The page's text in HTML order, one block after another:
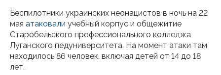
Беспилотники украинских неонацистов в ночь на 22
мая атаковали учебный корпус и общежитие
Старобельского профессионального колледжа
Луганского педуниверситета. На момент атаки там
находилось 86 человек, включая детей от 14 до 18
лет.